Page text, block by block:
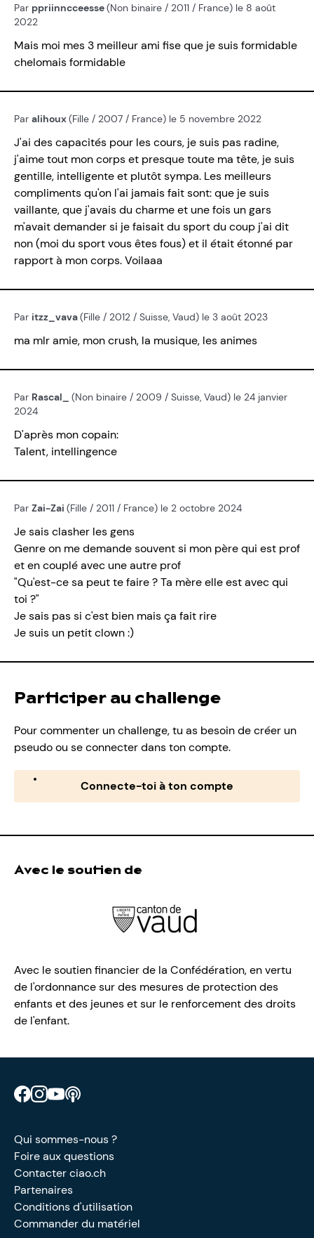
Par ppriinncceesse(Non binaire / 2011 / France) le 8 août
2022
Mais moi mes 3 meilleur ami fise que je suis formidable
chelomais formidable
Par alihoux(Fille / 2007 / France) le 5 novembre 2022
J'ai des capacités pour les cours, je suis pas radine,
j'aime tout mon corps et presque toute ma tête, je suis
gentille, intelligente et plutôt sympa. Les meilleurs
compliments qu'on l'ai jamais fait sont: que je suis
vaillante, que j'avais du charme et une fois un gars
m'avait demander si je faisait du sport du coup j'ai dit
non (moi du sport vous êtes fous) et il était étonné par
rapport à mon corps. Voilaaa
Par itzz_vava(Fille / 2012 / Suisse, Vaud) le 3 août 2023
ma mlr amie, mon crush, la musique, les animes
Par Rascal_ (Non binaire / 2009 / Suisse, Vaud) le 24 janvier
2024
D'après mon copain:
Talent, intellingence
Par Zai-Zai (Fille / 2011 / France) le 2 octobre 2024
Je sais clasher les gens
Genre on me demande souvent si mon père qui est prof
et en couplé avec une autre prof
"Qu'est-ce sa peut te faire ? Ta mère elle est avec qui
toi ?"
Je sais pas si c'est bien mais ça fait rire
Je suis un petit clown :)
Participer au challenge
Pour commenter un challenge, tu as besoin de créer un
pseudo ou se connecter dans ton compte.
Connecte-toi à ton compte
Avec le soutien de
Avec le soutien financier de la Confédération, en vertu
de l'ordonnance sur des mesures de protection des
enfants et des jeunes et sur le renforcement des droits
de l'enfant.
Retrouve CIAO sur Facebook
Retrouve CIAO sur Instagram
Retrouve CIAO sur YouTube
Qui sommes-nous ?
Foire aux questions
Contacter ciao.ch
Partenaires
Conditions d'utilisation
Commander du matériel